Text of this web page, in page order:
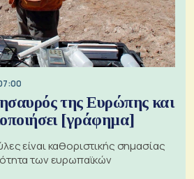
της Ευρώπης και
[γράφημα]
είναι καθοριστικής σημασίας
των ευρωπαϊκών